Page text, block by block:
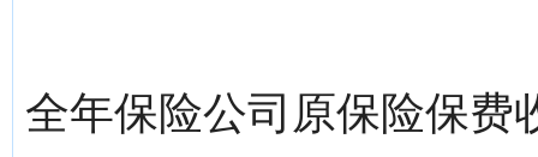
全年保险公司原保险保费